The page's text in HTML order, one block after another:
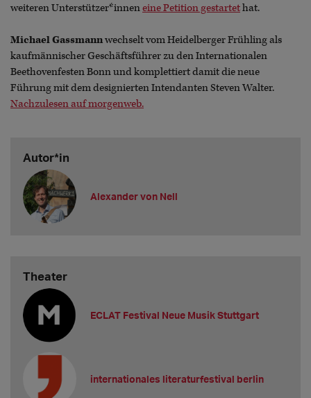
weiteren Unterstützer*inneneine Petition gestartethat.
Michael Gassmannwechselt vom Heidelberger Frühling als
kaufmännischer Geschäftsführer zu den Internationalen
Beethovenfesten Bonn und komplettiert damit die neue
Führung mit dem designierten Intendanten Steven Walter.
Nachzulesen auf morgenweb.
Autor*in
Alexander von Nell
Theater
ECLAT Festival Neue Musik Stuttgart
internationales literaturfestival berlin